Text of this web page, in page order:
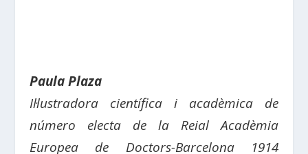
Paula Plaza
Il·lustradora científica i acadèmica de
número electa de la Reial Acadèmia
Europea de Doctors-Barcelona 1914